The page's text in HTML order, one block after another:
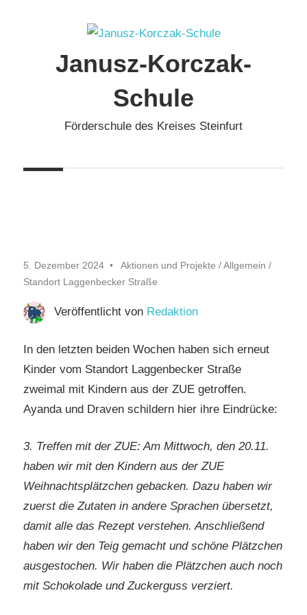
Janusz-Korczak-
Schule
Förderschule des Kreises Steinfurt
5. Dezember 2024 Aktionen und Projekte /Allgemein /
Standort Laggenbecker Straße
Veröffentlicht von Redaktion
In den letzten beiden Wochen haben sich erneut
Kinder vom Standort Laggenbecker Straße
zweimal mit Kindern aus der ZUE getroffen.
Ayanda und Draven schildern hier ihre Eindrücke:
3. Treffen mit der ZUE: Am Mittwoch, den 20.11.
haben wir mit den Kindern aus der ZUE
Weihnachtsplätzchen gebacken. Dazu haben wir
zuerst die Zutaten in andere Sprachen übersetzt,
damit alle das Rezept verstehen. Anschließend
haben wir den Teig gemacht und schöne Plätzchen
ausgestochen. Wir haben die Plätzchen auch noch
mit Schokolade und Zuckerguss verziert.